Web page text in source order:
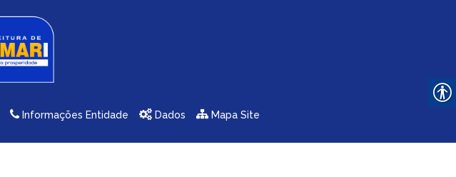
Informações Entidade Dados Mapa Site